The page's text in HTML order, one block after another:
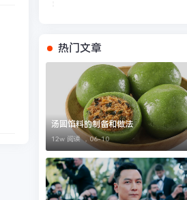
热门文章
汤圆馅料的制备和做法
12w 阅读 ，06-10